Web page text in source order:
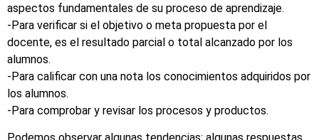
aspectos fundamentales de su proceso de aprendizaje.
-Para verificar si el objetivo o meta propuesta por el
docente, es el resultado parcial o total alcanzado por los
alumnos.
-Para calificar con una nota los conocimientos adquiridos por
los alumnos.
-Para comprobar y revisar los procesos y productos.